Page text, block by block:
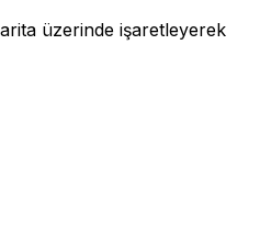
üzerinde işaretleyerek